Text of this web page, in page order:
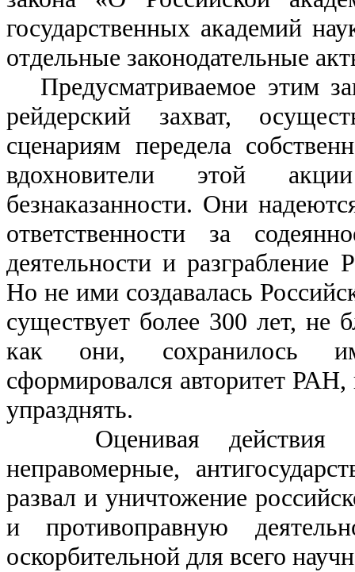
государственных академий
отдельные законодательные
Предусматриваемое этим
рейдерский захват,
сценариям передела
вдохновители этой
безнаказанности. Они
ответственности за
деятельности и разграбление
Но не ими создавалась
существует более 300 лет, не
как они, сохранилось
сформировался авторитет
упразднять.
Оценивая действия
неправомерные,
развал и уничтожение
и противоправную
оскорбительной для всего